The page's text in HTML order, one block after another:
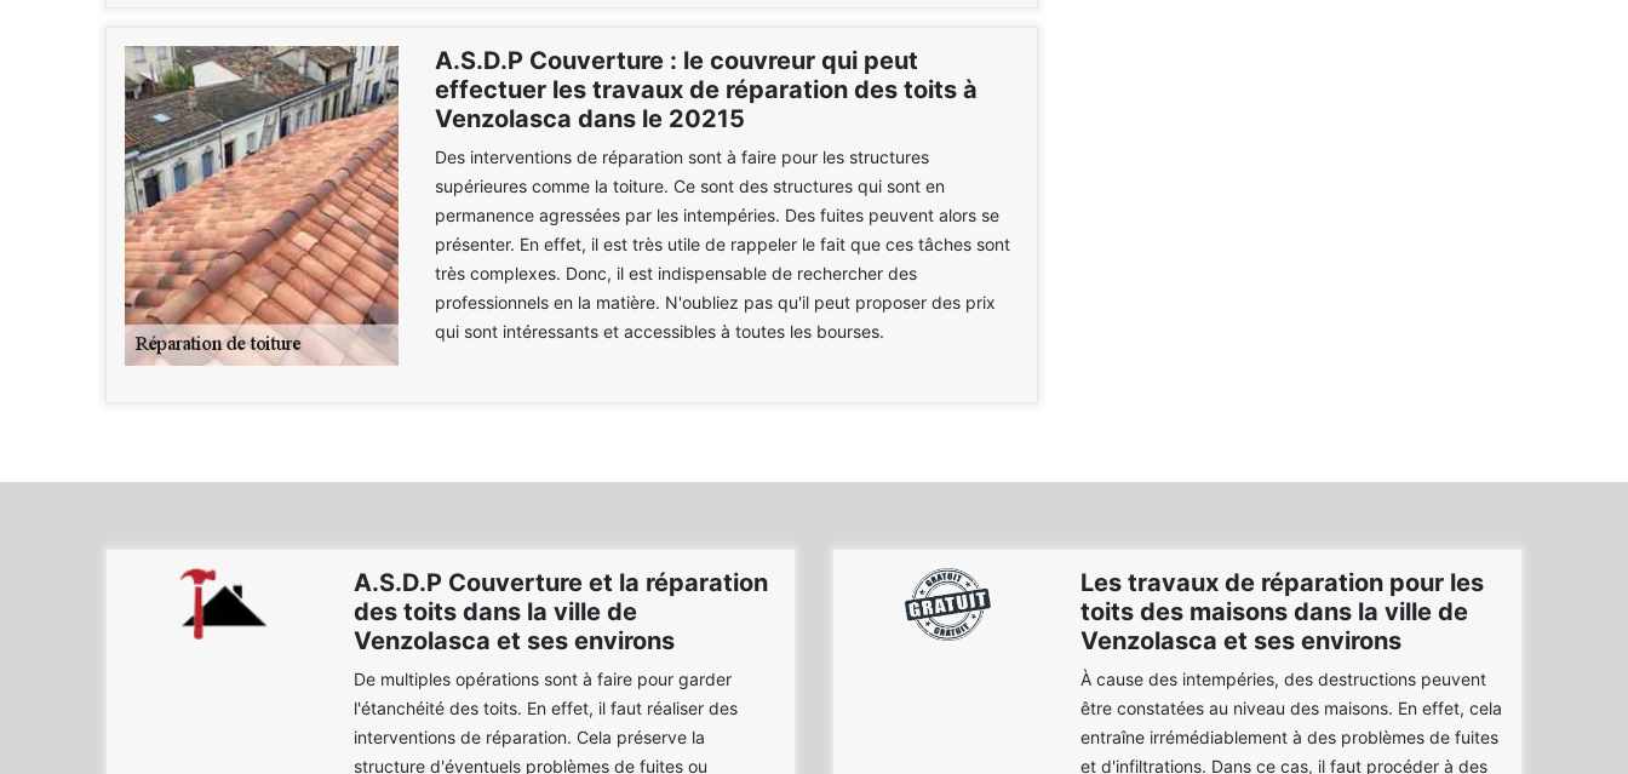
A.S.D.P Couverture : le couvreur qui peut
effectuer les travaux de réparation des toits à
Venzolasca dans le 20215
Des interventions de réparation sont à faire pour les structures
supérieures comme la toiture. Ce sont des structures qui sont en
permanence agressées par les intempéries. Des fuites peuvent alors se
présenter. En effet, il est très utile de rappeler le fait que ces tâches sont
très complexes. Donc, il est indispensable de rechercher des
professionnels en la matière. N'oubliez pas qu'il peut proposer des prix
qui sont intéressants et accessibles à toutes les bourses.
A.S.D.P Couverture et la réparation
des toits dans la ville de
Venzolasca et ses environs
De multiples opérations sont à faire pour garder
l'étanchéité des toits. En effet, il faut réaliser des
interventions de réparation. Cela préserve la
structure d'éventuels problèmes de fuites ou
Les travaux de réparation pour les
toits des maisons dans la ville de
Venzolasca et ses environs
À cause des intempéries, des destructions peuvent
être constatées au niveau des maisons. En effet, cela
entraîne irrémédiablement à des problèmes de fuites
et d'infiltrations. Dans ce cas, il faut procéder à des